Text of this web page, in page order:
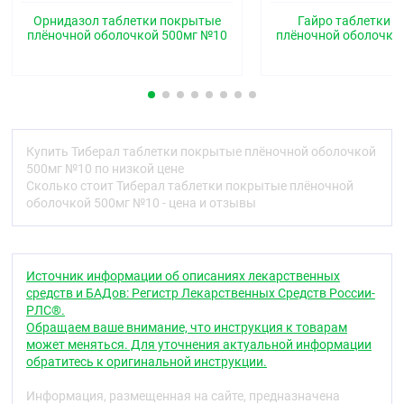
Фармакодинамика
vaginalis, Entamoeba histolytica, Giardia lamblia
бактерий, таких, как Bacteroides spp. и Clostridium
spp., Fusobacterium spp., и анаэробных кокков:
Peptostreptococcus spp., Peptococcus spp.
Фармакокинетика
Всасывание: после приёма внутрь орнидазол
Максимальные концентрации в плазме
достигаются в пределах 3 часов.
Распределение: связывание орнидазола с белками
составляет около 13 %. Активное вещество
проникает в грудное молоко и большинство
жидкости организма, проходит через
Орнидазол таблетки покрытые
плёночной оболочкой 500мг №10
Гайро таблетки
плёночной
Купить Тиберал таблетки покрытые плёночной оболочкой
500мг №10 по низкой цене
Сколько стоит Тиберал таблетки покрытые плёночной
оболочкой 500мг №10 - цена и отзывы
Источник информации об описаниях лекарственных
средств и БАДов: Регистр Лекарственных Средств России-
РЛС®.
Обращаем ваше внимание, что инструкция к товарам
может меняться. Для уточнения актуальной информации
обратитесь к оригинальной инструкции.
Информация, размещенная на сайте, предназначена